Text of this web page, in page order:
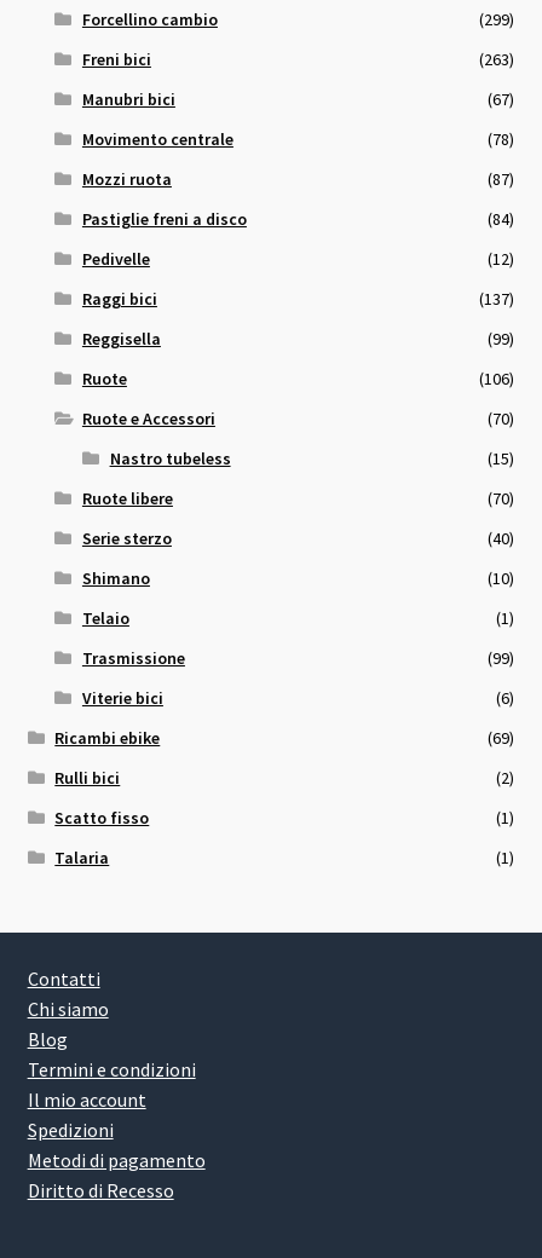
Forcellino cambio
(299)
Freni bici
(263)
Manubri bici
(67)
Movimento centrale
(78)
Mozzi ruota
(87)
Pastiglie freni a disco
(84)
Pedivelle
(12)
Raggi bici
(137)
Reggisella
(99)
Ruote
(106)
Ruote e Accessori
(70)
Nastro tubeless
(15)
Ruote libere
(70)
Serie sterzo
(40)
Shimano
(10)
Telaio
(1)
Trasmissione
(99)
Viterie bici
(6)
Ricambi ebike
(69)
Rulli bici
(2)
Scatto fisso
(1)
Talaria
(1)
Contatti
Chi siamo
Blog
Termini e condizioni
Il mio account
Spedizioni
Metodi di pagamento
Diritto di Recesso